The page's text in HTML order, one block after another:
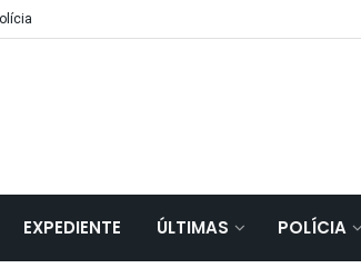
EXPEDIENTE ÚLTIMAS POLÍCIA